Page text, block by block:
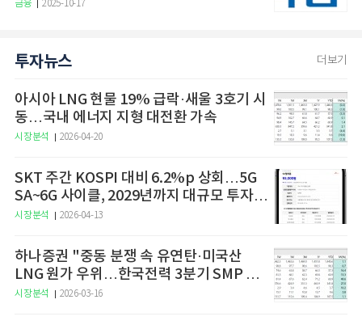
금융 2025-10-17
투자뉴스 더보기
아시아 LNG 현물 19% 급락·새울 3호기 시
동…국내 에너지 지형 대전환 가속
시장분석 2026-04-20
SKT 주간 KOSPI 대비 6.2%p 상회…5G
SA~6G 사이클, 2029년까지 대규모 투자
예고
시장분석 2026-04-13
하나증권 "중동 분쟁 속 유연탄·미국산
LNG 원가 우위…한국전력 3분기 SMP 상
승 전망"
시장분석 2026-03-16